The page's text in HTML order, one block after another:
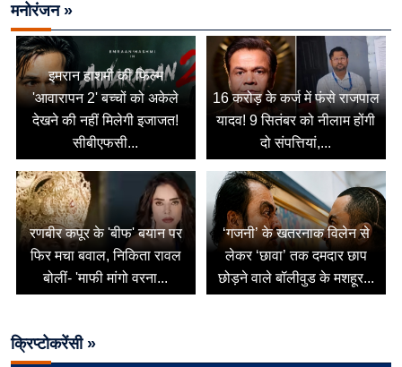
मनोरंजन »
इमरान हाशमी की फिल्म
'आवारापन 2' बच्चों को अकेले
देखने की नहीं मिलेगी इजाजत!
सीबीएफसी...
16 करोड़ के कर्ज में फंसे राजपाल
यादव! 9 सितंबर को नीलाम होंगी
दो संपत्तियां,...
रणबीर कपूर के 'बीफ' बयान पर
फिर मचा बवाल, निकिता रावल
बोलीं- 'माफी मांगो वरना...
‘गजनी’ के खतरनाक विलेन से
लेकर ‘छावा’ तक दमदार छाप
छोड़ने वाले बॉलीवुड के मशहूर...
क्रिप्टोकरेंसी »